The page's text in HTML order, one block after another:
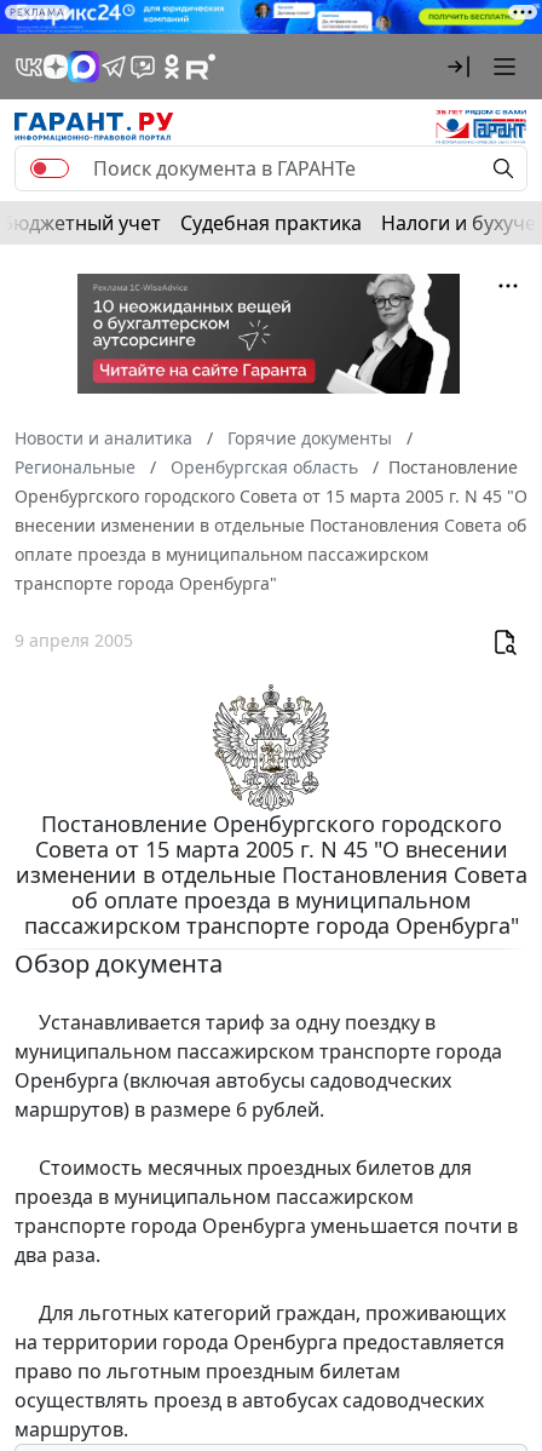
РЕКЛАМА
Бюджетный учет Судебная практика Налоги и
Новости и аналитика
Горячие документы
Региональные
Оренбургская область
Постановление
Оренбургского городского Совета от 15 марта 2005 г. N 45 "О
внесении изменении в отдельные Постановления Совета об
оплате проезда в муниципальном пассажирском
транспорте города Оренбурга"
9 апреля 2005
Постановление Оренбургского городского
Совета от 15 марта 2005 г. N 45 "О внесении
изменении в отдельные Постановления Совета
об оплате проезда в муниципальном
пассажирском транспорте города Оренбурга"
Обзор документа
Устанавливается тариф за одну поездку в
муниципальном пассажирском транспорте города
Оренбурга (включая автобусы садоводческих
маршрутов) в размере 6 рублей.
Стоимость месячных проездных билетов для
проезда в муниципальном пассажирском
транспорте города Оренбурга уменьшается почти в
два раза.
Для льготных категорий граждан, проживающих
на территории города Оренбурга предоставляется
право по льготным проездным билетам
осуществлять проезд в автобусах садоводческих
маршрутов.